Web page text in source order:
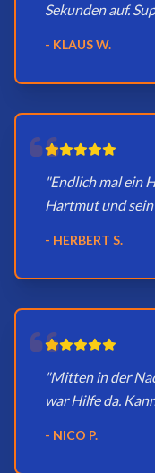
Sekunden auf.
- KLAUS W.
"Endlich mal ein
Hartmut und
- HERBERT S.
"Mitten in der
war Hilfe da.
- NICO P.